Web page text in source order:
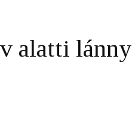
alatti